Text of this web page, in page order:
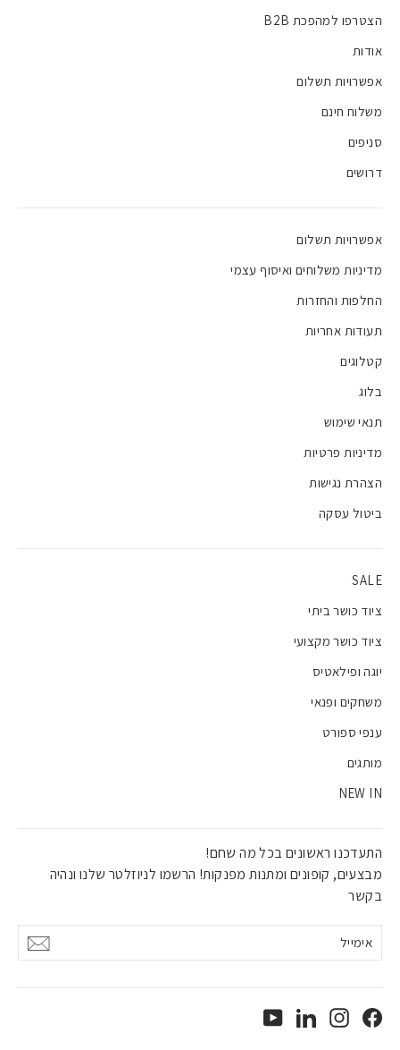
הצטרפו למהפכת B2B
אודות
אפשרויות תשלום
משלוח חינם
סניפים
דרושים
אפשרויות תשלום
מדיניות משלוחים ואיסוף עצמי
החלפות והחזרות
תעודות אחריות
קטלוגים
בלוג
תנאי שימוש
מדיניות פרטיות
הצהרת נגישות
ביטול עסקה
SALE
ציוד כושר ביתי
ציוד כושר מקצועי
יוגה ופילאטיס
משחקים ופנאי
ענפי ספורט
מותגים
NEW IN
התעדכנו ראשונים בכל מה שחם!
מבצעים, קופונים ומתנות מפנקות! הרשמו לניוזלטר שלנו ונהיה
בקשר
אימייל
Facebook
Instagram
LinkedIn